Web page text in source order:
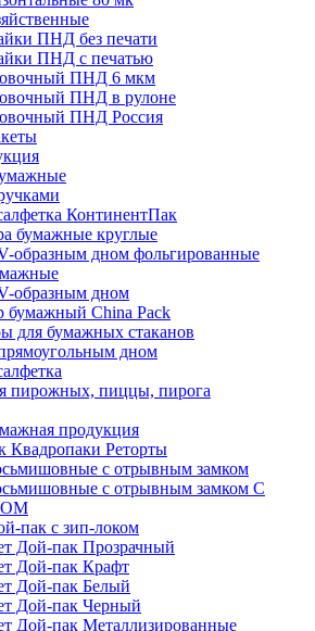
ПНД без печати
ПНД с печатью
ПНД 6 мкм
ПНД в рулоне
ПНД Россия
КонтинентПак
бумажные круглые
образным дном фольгированные
образным дном
бумажный China Pack
для бумажных стаканов
дном
пирожных, пиццы, пирога
продукция
Квадропаки Реторты
с отрывным замком
с отрывным замком С
пак с зип-локом
Дой-пак Прозрачный
Дой-пак Крафт
Дой-пак Белый
Дой-пак Черный
Дой-пак Металлизированные